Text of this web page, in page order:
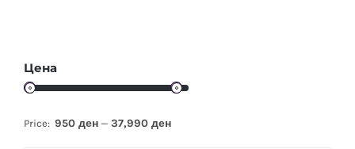
Цена
Price: 950 ден — 37,990 ден